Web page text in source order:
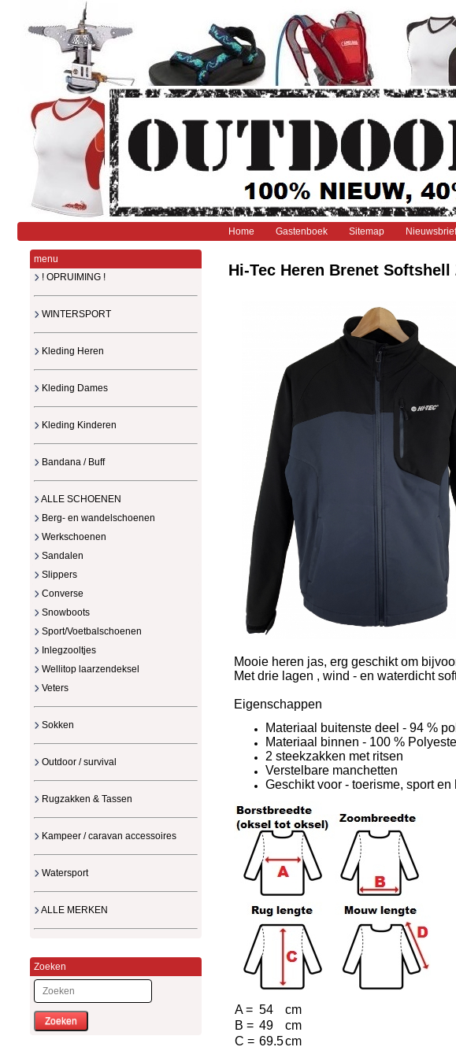
Home Gastenboek Sitemap Nieuwsbrief
menu
! OPRUIMING !
WINTERSPORT
Kleding Heren
Kleding Dames
Kleding Kinderen
Bandana / Buff
ALLE SCHOENEN
Berg- en wandelschoenen
Werkschoenen
Sandalen
Slippers
Converse
Snowboots
Sport/Voetbalschoenen
Inlegzooltjes
Wellitop laarzendeksel
Veters
Sokken
Outdoor / survival
Rugzakken & Tassen
Kampeer / caravan accessoires
Watersport
ALLE MERKEN
Zoeken
Zoeken
Hi-Tec Heren Brenet
Mooie heren jas, erg geschikt om
Met drie lagen , wind - en waterdicht
Eigenschappen
Materiaal buitenste deel - 94 %
Materiaal binnen - 100 %
2 steekzakken met ritsen
Verstelbare manchetten
Geschikt voor - toerisme, sport
A = 54
cm
B = 49
cm
C = 69.5cm